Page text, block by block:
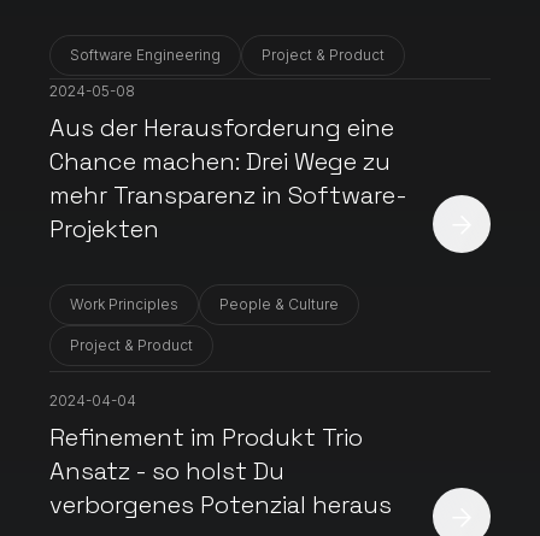
Software Engineering
Project & Product
2024-05-08
Aus der Herausforderung eine
Chance machen: Drei Wege zu
mehr Transparenz in Software-
Projekten
Work Principles People & Culture
Project & Product
2024-04-04
Refinement im Produkt Trio
Ansatz - so holst Du
verborgenes Potenzial heraus